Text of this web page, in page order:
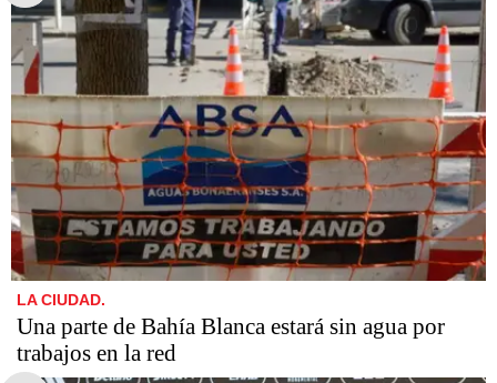
LA CIUDAD.
Una parte de Bahía Blanca estará sin agua por
trabajos en la red